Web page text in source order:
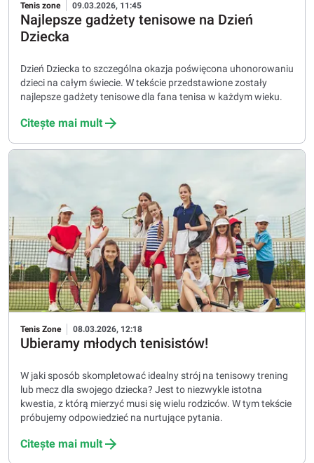
Tenis zone 09.03.2026, 11:45
Najlepsze gadżety tenisowe na Dzień
Dziecka
Dzień Dziecka to szczególna okazja poświęcona uhonorowaniu
dzieci na całym świecie. W tekście przedstawione zostały
najlepsze gadżety tenisowe dla fana tenisa w każdym wieku.
Citește mai mult
Tenis Zone 08.03.2026, 12:18
Ubieramy młodych tenisistów!
W jaki sposób skompletować idealny strój na tenisowy trening
lub mecz dla swojego dziecka? Jest to niezwykle istotna
kwestia, z którą mierzyć musi się wielu rodziców. W tym tekście
próbujemy odpowiedzieć na nurtujące pytania.
Citește mai mult